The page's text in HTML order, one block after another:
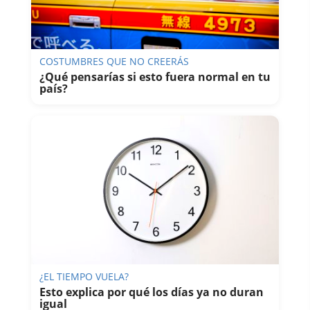
COSTUMBRES QUE NO CREERÁS
¿Qué pensarías si esto fuera normal en tu
país?
¿EL TIEMPO VUELA?
Esto explica por qué los días ya no duran
igual